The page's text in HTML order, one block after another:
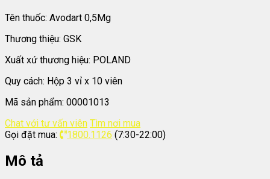
Tên thuốc: Avodart 0,5Mg
Thương thiệu: GSK
Xuất xứ thương hiệu: POLAND
Quy cách: Hộp 3 vỉ x 10 viên
Mã sản phẩm: 00001013
Chat với tư vấn viên Tìm nơi mua
Gọi đặt mua:
1800.1126 (7:30-22:00)
Mô tả